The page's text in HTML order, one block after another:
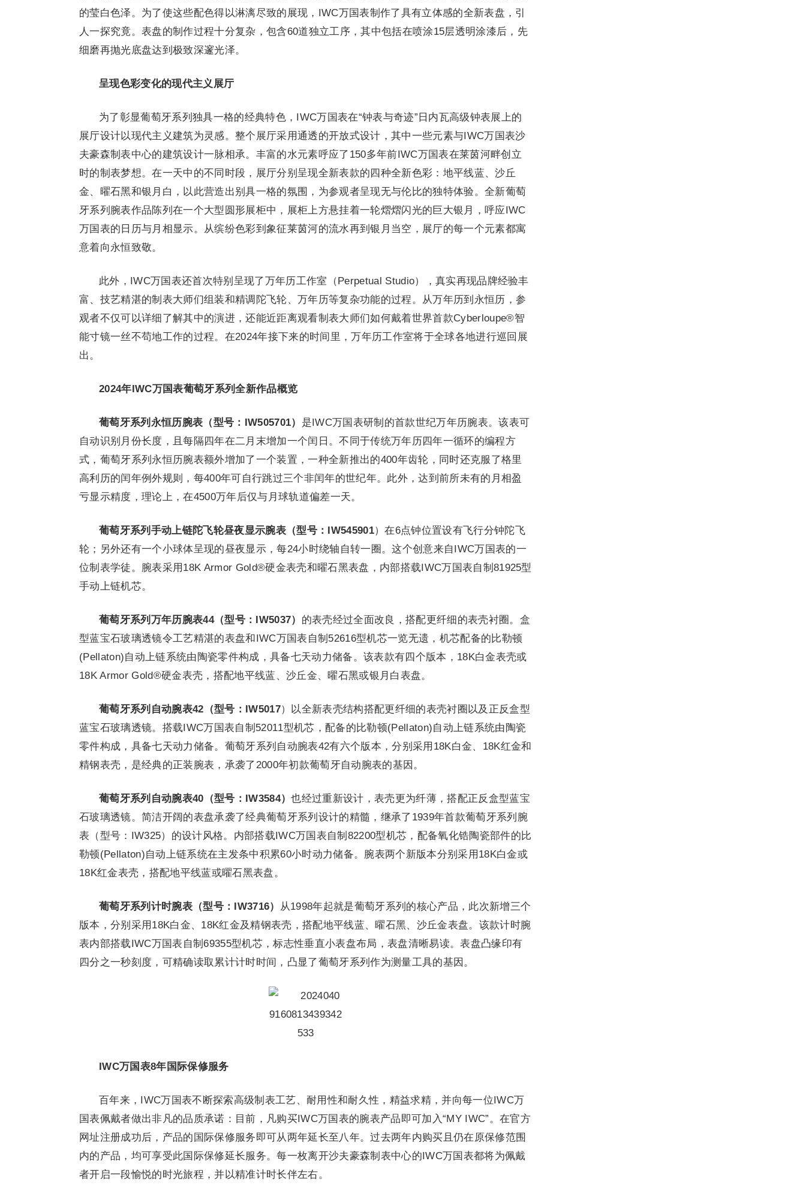
的莹白色泽。为了使这些配色得以淋漓尽致的展现，IWC万国表制作了具有立体感的全新表盘，引
人一探究竟。表盘的制作过程十分复杂，包含60道独立工序，其中包括在喷涂15层透明涂漆后，先
细磨再抛光底盘达到极致深邃光泽。
呈现色彩变化的现代主义展厅
为了彰显葡萄牙系列独具一格的经典特色，IWC万国表在“钟表与奇迹”日内瓦高级钟表展上的
展厅设计以现代主义建筑为灵感。整个展厅采用通透的开放式设计，其中一些元素与IWC万国表沙
夫豪森制表中心的建筑设计一脉相承。丰富的水元素呼应了150多年前IWC万国表在莱茵河畔创立
时的制表梦想。在一天中的不同时段，展厅分别呈现全新表款的四种全新色彩：地平线蓝、沙丘
金、曜石黑和银月白，以此营造出别具一格的氛围，为参观者呈现无与伦比的独特体验。全新葡萄
牙系列腕表作品陈列在一个大型圆形展柜中，展柜上方悬挂着一轮熠熠闪光的巨大银月，呼应IWC
万国表的日历与月相显示。从缤纷色彩到象征莱茵河的流水再到银月当空，展厅的每一个元素都寓
意着向永恒致敬。
此外，IWC万国表还首次特别呈现了万年历工作室（Perpetual Studio），真实再现品牌经验丰
富、技艺精湛的制表大师们组装和精调陀飞轮、万年历等复杂功能的过程。从万年历到永恒历，参
观者不仅可以详细了解其中的演进，还能近距离观看制表大师们如何戴着世界首款Cyberloupe®智
能寸镜一丝不苟地工作的过程。在2024年接下来的时间里，万年历工作室将于全球各地进行巡回展
出。
2024年IWC万国表葡萄牙系列全新作品概览
葡萄牙系列永恒历腕表 （型号 ： IW505701） 是IWC万国表研制的首款世纪万年历腕表。该表可
自动识别月份长度，且每隔四年在二月末增加一个闰日。不同于传统万年历四年一循环的编程方
式，葡萄牙系列永恒历腕表额外增加了一个装置，一种全新推出的400年齿轮，同时还克服了格里
高利历的闰年例外规则，每400年可自行跳过三个非闰年的世纪年。此外，达到前所未有的月相盈
亏显示精度，理论上，在4500万年后仅与月球轨道偏差一天。
葡萄牙系列手动上链陀飞轮昼夜显示腕表（型号： IW545901）在6点钟位置设有飞行分钟陀飞
轮；另外还有一个小球体呈现的昼夜显示，每24小时绕轴自转一圈。这个创意来自IWC万国表的一
位制表学徒。腕表采用18K Armor Gold®硬金表壳和曜石黑表盘，内部搭载IWC万国表自制81925型
手动上链机芯。
葡萄牙系列万年历腕表44（型号 ： IW5037） 的表壳经过全面改良，搭配更纤细的表壳衬圈。盒
型蓝宝石玻璃透镜令工艺精湛的表盘和IWC万国表自制52616型机芯一览无遗，机芯配备的比勒顿
(Pellaton)自动上链系统由陶瓷零件构成，具备七天动力储备。该表款有四个版本，18K白金表壳或
18K Armor Gold®硬金表壳，搭配地平线蓝、沙丘金、曜石黑或银月白表盘。
葡萄牙系列自动腕表42 （型号 ： IW5017）以全新表壳结构搭配更纤细的表壳衬圈以及正反盒型
蓝宝石玻璃透镜。搭载IWC万国表自制52011型机芯，配备的比勒顿(Pellaton)自动上链系统由陶瓷
零件构成，具备七天动力储备。葡萄牙系列自动腕表42有六个版本，分别采用18K白金、18K红金和
精钢表壳，是经典的正装腕表，承袭了2000年初款葡萄牙自动腕表的基因。
葡萄牙系列自动腕表40 （型号 ： IW3584）也经过重新设计，表壳更为纤薄，搭配正反盒型蓝宝
石玻璃透镜。简洁开阔的表盘承袭了经典葡萄牙系列设计的精髓，继承了1939年首款葡萄牙系列腕
表（型号：IW325）的设计风格。内部搭载IWC万国表自制82200型机芯，配备氧化锆陶瓷部件的比
勒顿(Pellaton)自动上链系统在主发条中积累60小时动力储备。腕表两个新版本分别采用18K白金或
18K红金表壳，搭配地平线蓝或曜石黑表盘。
葡萄牙系列计时腕表（型号： IW3716）
从1998年起就是葡萄牙系列的核心产品，此次新增三个
版本，分别采用18K白金、18K红金及精钢表壳，搭配地平线蓝、曜石黑、沙丘金表盘。该款计时腕
表内部搭载IWC万国表自制69355型机芯，标志性垂直小表盘布局，表盘清晰易读。表盘凸缘印有
四分之一秒刻度，可精确读取累计计时时间，凸显了葡萄牙系列作为测量工具的基因。
IWC万国表8年国际保修服务
百年来，IWC万国表不断探索高级制表工艺、耐用性和耐久性，精益求精，并向每一位IWC万
国表佩戴者做出非凡的品质承诺：目前，凡购买IWC万国表的腕表产品即可加入“MY IWC”。在官方
网址注册成功后，产品的国际保修服务即可从两年延长至八年。过去两年内购买且仍在原保修范围
内的产品，均可享受此国际保修延长服务。每一枚离开沙夫豪森制表中心的IWC万国表都将为佩戴
者开启一段愉悦的时光旅程，并以精准计时长伴左右。